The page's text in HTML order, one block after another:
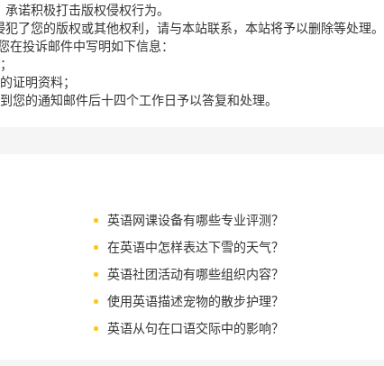
诺积极打击版权侵权行为。
了您的版权或其他权利，请与本站联系，本站将予以删除等处理。
投诉邮件中写明如下信息：
证明资料；
您的通知邮件后十四个工作日予以答复和处理。
英语网课设备有哪些专业评测？
在英语中怎样表达下雪的天气？
英语社团活动有哪些组织内容？
使用英语描述宠物的散步护理？
英语从句在口语交际中的影响？